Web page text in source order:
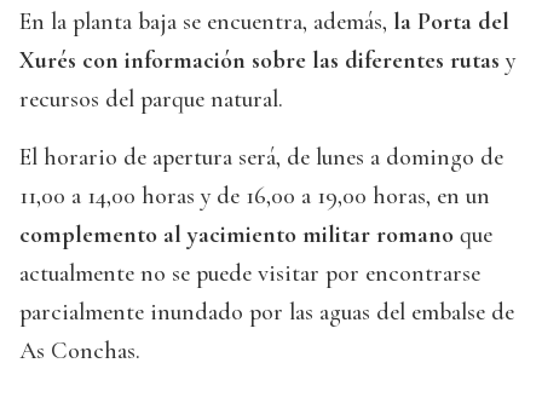
En la planta baja se encuentra, además, la Porta del
Xurés con información sobre las diferentes rutas y
recursos del parque natural.
El horario de apertura será, de lunes a domingo de
11,00 a 14,00 horas y de 16,00 a 19,00 horas, en un
complemento al yacimiento militar romano que
actualmente no se puede visitar por encontrarse
parcialmente inundado por las aguas del embalse de
As Conchas.